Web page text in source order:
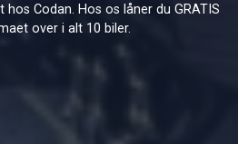
Codan. Hos os låner du GRATIS
over i alt 10 biler.